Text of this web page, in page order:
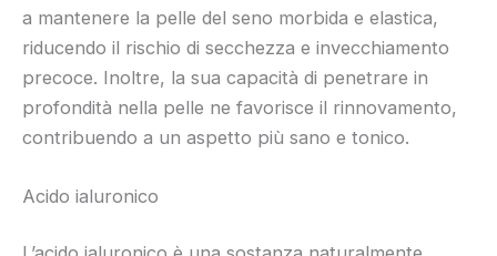
a mantenere la pelle del seno morbida e elastica,
riducendo il rischio di secchezza e invecchiamento
precoce. Inoltre, la sua capacità di penetrare in
profondità nella pelle ne favorisce il rinnovamento,
contribuendo a un aspetto più sano e tonico.
Acido ialuronico